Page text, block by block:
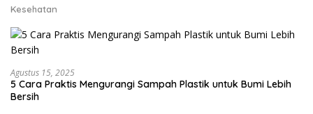
Kesehatan
Agustus 15, 2025
5 Cara Praktis Mengurangi Sampah Plastik untuk Bumi Lebih
Bersih